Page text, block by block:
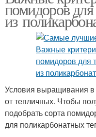
помидоров
из
Условия выращивания в
от тепличных. Чтобы
подобрать сорта
для поликарбонатных